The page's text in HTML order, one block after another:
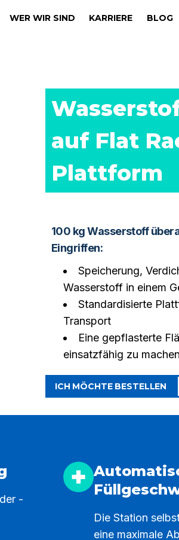
WER WIR SIND KARRIERE BLOG
auf Flat
Plattform
100 kg Wasserstoff
Eingriffen:
Speicherung,
Wasserstoff in einem
Standardisierte
Transport
Eine gepflasterte
einsatzfähig zu
ICH MÖCHTE BESTELLEN
-
Die Station
eine maximale